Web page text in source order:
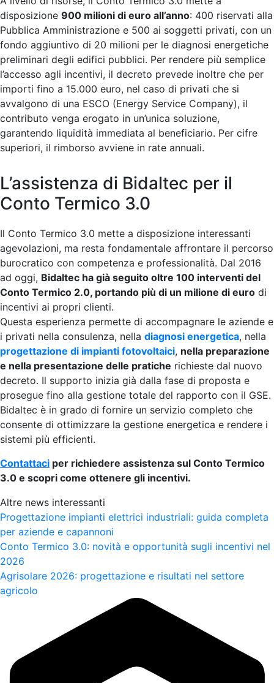
disposizione 900 milioni di euro all’anno: 400 riservati alla
Pubblica Amministrazione e 500 ai soggetti privati, con un
fondo aggiuntivo di 20 milioni per le diagnosi energetiche
preliminari degli edifici pubblici. Per rendere più semplice
l’accesso agli incentivi, il decreto prevede inoltre che per
importi fino a 15.000 euro, nel caso di privati che si
avvalgono di una ESCO (Energy Service Company), il
contributo venga erogato in un’unica soluzione,
garantendo liquidità immediata al beneficiario. Per cifre
superiori, il rimborso avviene in rate annuali.
L’assistenza di Bidaltec per il
Conto Termico 3.0
Il Conto Termico 3.0 mette a disposizione interessanti
agevolazioni, ma resta fondamentale affrontare il percorso
burocratico con competenza e professionalità. Dal 2016
ad oggi, Bidaltec ha già seguito oltre 100 interventi del
Conto Termico 2.0, portando più di un milione di euro di
incentivi ai propri clienti.
Questa esperienza permette di accompagnare le aziende e
i privati nella consulenza, nella diagnosi energetica, nella
progettazione di impianti fotovoltaici, nella preparazione
e nella presentazione delle pratiche richieste dal nuovo
decreto. Il supporto inizia già dalla fase di proposta e
prosegue fino alla gestione totale del rapporto con il GSE.
Bidaltec è in grado di fornire un servizio completo che
consente di ottimizzare la gestione energetica e rendere i
sistemi più efficienti.
Contattaci per richiedere assistenza sul Conto Termico
3.0 e scopri come ottenere gli incentivi.
Altre news interessanti
Progettazione impianti elettrici industriali: guida completa
per aziende e capannoni
Conto Termico 3.0: novità e opportunità sugli incentivi nel
2026
Agrisolare 2026: progettazione e risultati nel settore
agricolo